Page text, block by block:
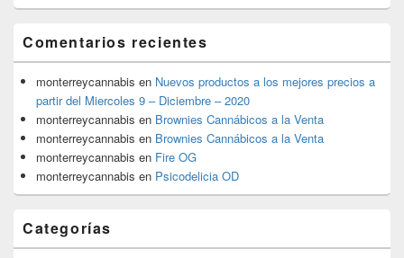
Comentarios recientes
monterreycannabis en Nuevos productos a los mejores precios a
partir del Miercoles 9 – Diciembre – 2020
monterreycannabis en Brownies Cannábicos a la Venta
monterreycannabis en Brownies Cannábicos a la Venta
monterreycannabis en Fire OG
monterreycannabis en Psicodelicia OD
Categorías